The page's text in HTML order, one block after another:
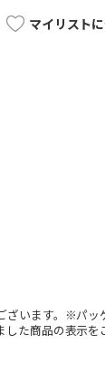
マイリスト
います。※パ
た商品の表示を